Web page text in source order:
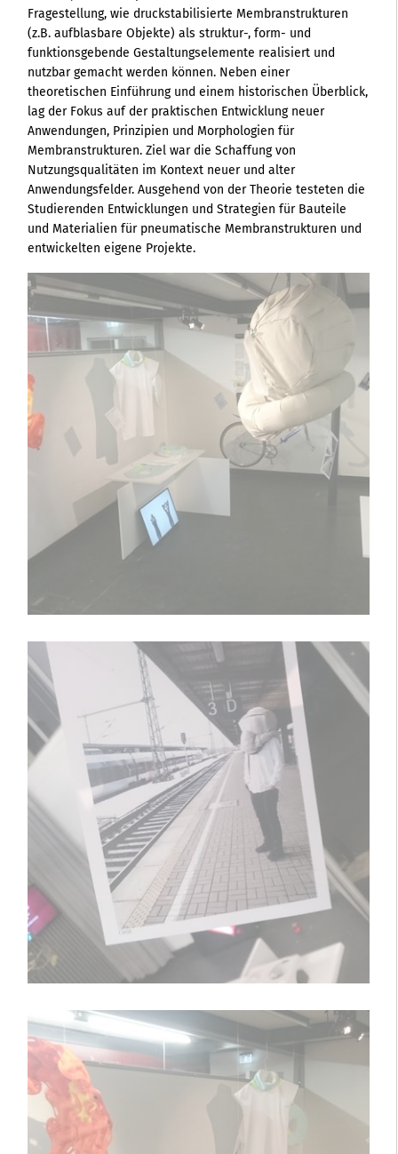
Fragestellung, wie druckstabilisierte Membranstrukturen
(z.B. aufblasbare Objekte) als struktur-, form- und
funktionsgebende Gestaltungselemente realisiert und
nutzbar gemacht werden können. Neben einer
theoretischen Einführung und einem historischen Überblick,
lag der Fokus auf der praktischen Entwicklung neuer
Anwendungen, Prinzipien und Morphologien für
Membranstrukturen. Ziel war die Schaffung von
Nutzungsqualitäten im Kontext neuer und alter
Anwendungsfelder. Ausgehend von der Theorie testeten die
Studierenden Entwicklungen und Strategien für Bauteile
und Materialien für pneumatische Membranstrukturen und
entwickelten eigene Projekte.